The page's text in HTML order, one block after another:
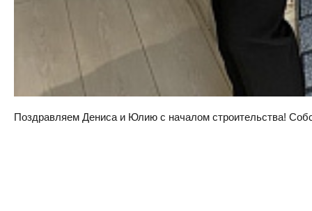
Поздравляем Дениса и Юлию с началом строительства!